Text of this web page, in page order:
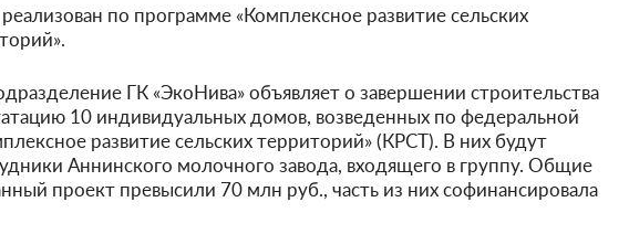
по программе «Комплексное развитие сельских
ГК «ЭкоНива» объявляет о завершении строительства
10 индивидуальных домов, возведенных по федеральной
развитие сельских территорий» (КРСТ). В них будут
Аннинского молочного завода, входящего в группу. Общие
проект превысили 70 млн руб., часть из них софинансировала